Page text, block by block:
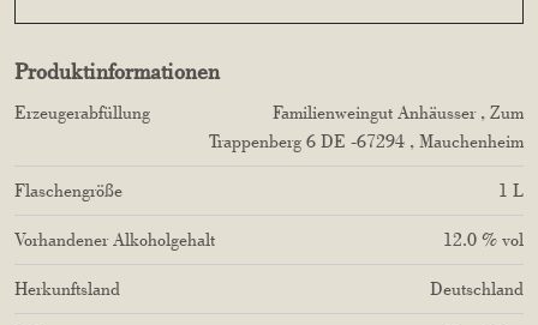
Produktinformationen
Erzeugerabfüllung Familienweingut Anhäusser , Zum
Trappenberg 6 DE -67294 , Mauchenheim
Flaschengröße 1 L
Vorhandener Alkoholgehalt 12.0 % vol
Herkunftsland Deutschland